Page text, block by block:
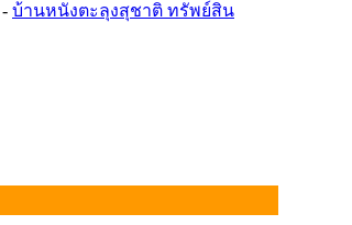
- บ้านหนังตะลุงสุชาติ ทรัพย์สิน